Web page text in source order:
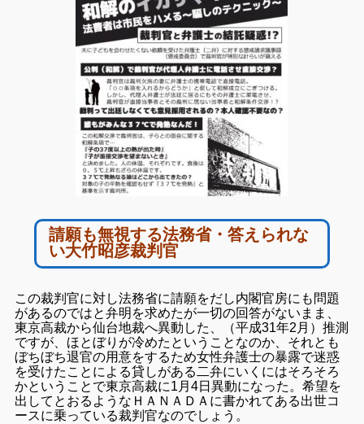
請願も無視する法務省・答えられな
い大竹昭彦裁判官
この裁判官に対し法務省に請願をだし内閣官房にも問題
があるのではと弁明を求めたが一切の回答がないまま、
東京高裁から仙台地裁へ異動した、（平成31年2月）推測
ですが、ほとぼりが冷めたということなのか、それとも
ぼちぼち退官の用意をするため女性弁護士の暴露で迷惑
を受けたことによる貸しがある二弁にいくにはそろそろ
かということで東京高裁に1月4日異動になった。希望を
出してとおるようなＨＡＮＡＤＡに書かれてある出世コ
ースに乗っている裁判官なのでしょう。